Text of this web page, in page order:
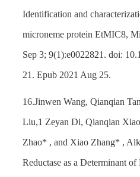
Identification and
microneme protein EtMIC8,
Sep 3; 9(1):e0022821. doi:
21. Epub 2021 Aug 25.
16.Jinwen Wang, Qianqian
Liu,1 Zeyan Di, Qianqian
Zhao* , and Xiao Zhang* ,
Reductase as a Determinant